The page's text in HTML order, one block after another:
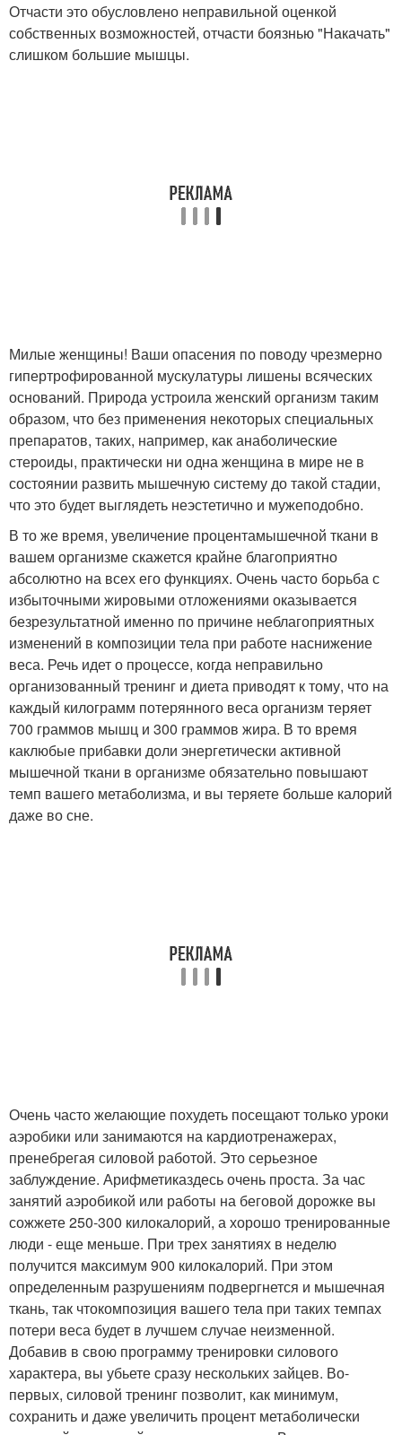
Отчасти это обусловлено неправильной оценкой
собственных возможностей, отчасти боязнью "Накачать"
слишком большие мышцы.
Милые женщины! Ваши опасения по поводу чрезмерно
гипертрофированной мускулатуры лишены всяческих
оснований. Природа устроила женский организм таким
образом, что без применения некоторых специальных
препаратов, таких, например, как анаболические
стероиды, практически ни одна женщина в мире не в
состоянии развить мышечную систему до такой стадии,
что это будет выглядеть неэстетично и мужеподобно.
В то же время, увеличение процентамышечной ткани в
вашем организме скажется крайне благоприятно
абсолютно на всех его функциях. Очень часто борьба с
избыточными жировыми отложениями оказывается
безрезультатной именно по причине неблагоприятных
изменений в композиции тела при работе наснижение
веса. Речь идет о процессе, когда неправильно
организованный тренинг и диета приводят к тому, что на
каждый килограмм потерянного веса организм теряет
700 граммов мышц и 300 граммов жира. В то время
каклюбые прибавки доли энергетически активной
мышечной ткани в организме обязательно повышают
темп вашего метаболизма, и вы теряете больше калорий
даже во сне.
Очень часто желающие похудеть посещают только уроки
аэробики или занимаются на кардиотренажерах,
пренебрегая силовой работой. Это серьезное
заблуждение. Арифметиказдесь очень проста. За час
занятий аэробикой или работы на беговой дорожке вы
сожжете 250-300 килокалорий, а хорошо тренированные
люди - еще меньше. При трех занятиях в неделю
получится максимум 900 килокалорий. При этом
определенным разрушениям подвергнется и мышечная
ткань, так чтокомпозиция вашего тела при таких темпах
потери веса будет в лучшем случае неизменной.
Добавив в свою программу тренировки силового
характера, вы убьете сразу нескольких зайцев. Во-
первых, силовой тренинг позволит, как минимум,
сохранить и даже увеличить процент метаболически